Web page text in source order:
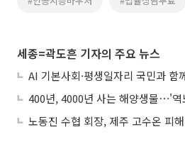
세종=곽도흔 기자의 주요 뉴스